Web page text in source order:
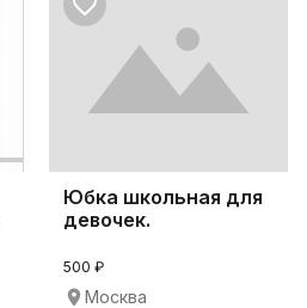
Юбка школьная для
девочек.
500 ₽
Москва